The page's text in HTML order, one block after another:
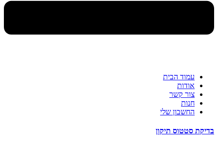
עמוד הבית
אודות
צור קשר
חנות
החשבון שלי
בדיקת סטטוס תיקון